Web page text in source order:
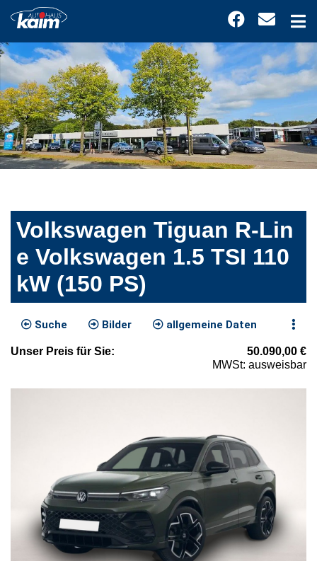
Volkswagen Tiguan R-Lin
e Volkswagen 1.5 TSI 110
kW (150 PS)
Suche Bilder allgemeine Daten
Unser Preis für Sie: 50.090,00 €
MWSt: ausweisbar